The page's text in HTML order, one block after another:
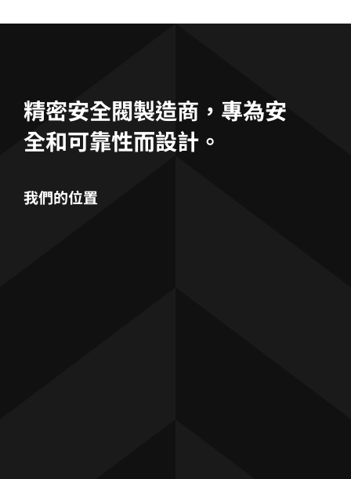
精密安全閥製造商，專為安
全和可靠性而設計。
我們的位置